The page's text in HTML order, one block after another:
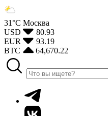
31°С Москва
USD
80.93
EUR
93.19
BTC
64,670.22